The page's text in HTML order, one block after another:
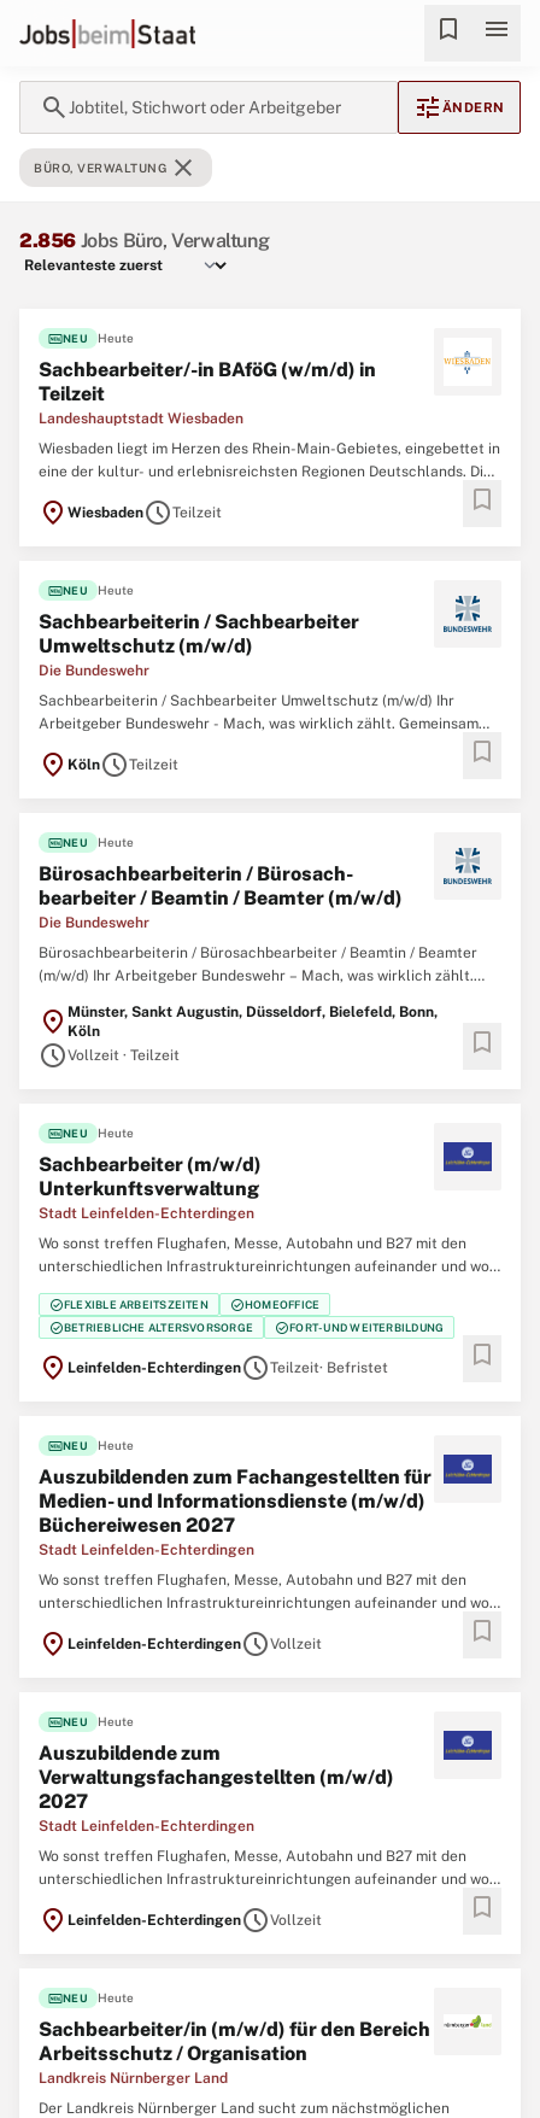
bookmark menu
search Jobtitel, Stichwort oder Arbeitgeber tune ÄNDERN
BÜRO, VERWALTUNG close
2.856 Jobs Büro, Verwaltung
fiber_newNEU Heute
Sachbearbeiter/-in BAföG (w/m/d) in
Teilzeit
Landeshauptstadt Wiesbaden
Wiesbaden liegt im Herzen des Rhein-Main-Gebietes, eingebettet in
eine der kultur- und erlebnisreichsten Regionen Deutschlands. Die
Freizeitangebot und bildet damit ein ideales Umfeld für den
location_on WiesbadenscheduleTeilzeit bookmark
fiber_newNEU Heute
Sachbearbeiterin / Sachbearbeiter
Umweltschutz (m/w/d)
Die Bundeswehr
Sachbearbeiterin / Sachbearbeiter Umweltschutz (m/w/d) Ihr
Arbeitgeber Bundeswehr - Mach, was wirklich zählt. Gemeinsam
garantieren wir Sicherheit, Souveränität und die außenpolitische
location_on KölnscheduleTeilzeit bookmark
fiber_newNEU Heute
Büro­sach­bearbeiterin / Büro­sach­
bearbeiter / Beamtin / Beamter (m/w/d)
Die Bundeswehr
Bürosachbearbeiterin / Bürosachbearbeiter / Beamtin / Beamter
(m/w/d) Ihr Arbeitgeber Bundeswehr – Mach, was wirklich zählt.
Mitarbeitenden garantieren wir Sicherheit, Souveränität und die
außenpolitische Handlungsfähigkeit
location_on Münster, Sankt Augustin, Düsseldorf, Bielefeld, Bonn,
Köln
scheduleVollzeit · Teilzeit bookmark
fiber_newNEU Heute
Sachbearbeiter (m/w/d)
Unterkunftsverwaltung
Stadt Leinfelden-Echterdingen
Wo sonst treffen Flughafen, Messe, Autobahn und B27 mit den
unterschiedlichen Infrastruktureinrichtungen aufeinander und wo
sonst kann man in einem der wirtschaftsstärksten Orte der Region
in einem familienfreundlichen und familiären Team arbeiten? Die
Stadt LE bietet Ihnen mit sowohl
check_circleFLEXIBLE ARBEITSZEITEN check_circleHOMEOFFICE
check_circleBETRIEBLICHE ALTERSVORSORGE check_circleFORT- UND WEITERBILDUNG
location_on Leinfelden-EchterdingenscheduleTeilzeit· Befristet bookmark
fiber_newNEU Heute
Auszubildenden zum Fachangestellten für
Medien- und Informationsdienste (m/w/d)
Büchereiwesen 2027
Stadt Leinfelden-Echterdingen
Wo sonst treffen Flughafen, Messe, Autobahn und B27 mit den
unterschiedlichen Infrastruktureinrichtungen aufeinander und wo
sonst kann man in einem der wirtschaftsstärksten Orte der Region
in einem familienfreundlichen und familiären Team arbeiten? Die
location_on Leinfelden-EchterdingenscheduleVollzeit bookmark
fiber_newNEU Heute
Auszubildende zum
Verwaltungsfachangestellten (m/w/d)
2027
Stadt Leinfelden-Echterdingen
Wo sonst treffen Flughafen, Messe, Autobahn und B27 mit den
unterschiedlichen Infrastruktureinrichtungen aufeinander und wo
sonst kann man in einem der wirtschaftsstärksten Orte der Region
in einem familienfreundlichen und familiären Team arbeiten? Die
location_on Leinfelden-EchterdingenscheduleVollzeit bookmark
fiber_newNEU Heute
Sachbearbeiter/in (m/w/d) für den Bereich
Arbeitsschutz / Organisation
Landkreis Nürnberger Land
Der Landkreis Nürnberger Land sucht zum nächstmöglichen